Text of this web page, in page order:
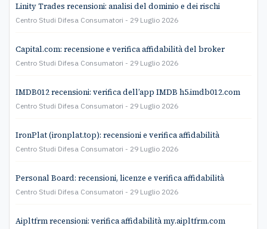
Linity Trades recensioni: analisi del dominio e dei rischi
Centro Studi Difesa Consumatori 29 Luglio 2026
Capital.com: recensione e verifica affidabilità del broker
Centro Studi Difesa Consumatori 29 Luglio 2026
IMDB012 recensioni: verifica dell’app IMDB h5.imdb012.com
Centro Studi Difesa Consumatori 29 Luglio 2026
IronPlat (ironplat.top): recensioni e verifica affidabilità
Centro Studi Difesa Consumatori 29 Luglio 2026
Personal Board: recensioni, licenze e verifica affidabilità
Centro Studi Difesa Consumatori 29 Luglio 2026
Aipltfrm recensioni: verifica affidabilità my.aipltfrm.com